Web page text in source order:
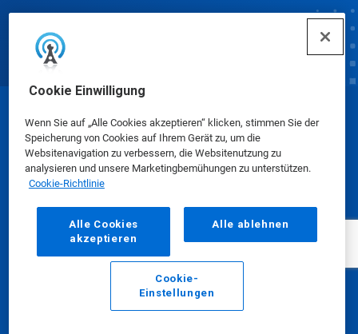
Cookie Einwilligung
Wenn Sie auf „Alle Cookies akzeptieren“ klicken, stimmen Sie der
Speicherung von Cookies auf Ihrem Gerät zu, um die
Websitenavigation zu verbessern, die Websitenutzung zu
analysieren und unsere Marketingbemühungen zu unterstützen.
Cookie-Richtlinie
Alle Cookies
akzeptieren
Alle ablehnen
Cookie-
Einstellungen
E-Mail Anrufen
© Ecolab Inc. 2025
Sicherheitsdatenblätter|Datenschutzrichtlinie